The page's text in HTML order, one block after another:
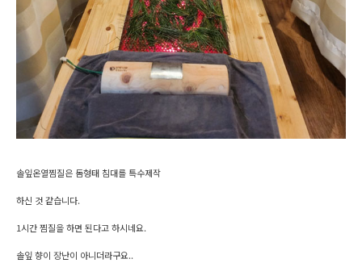
솔잎온열찜질은 돔형태 침대를 특수제작
하신 것 같습니다.
1시간 찜질을 하면 된다고 하시네요.
솔잎 향이 장난이 아니더라구요..